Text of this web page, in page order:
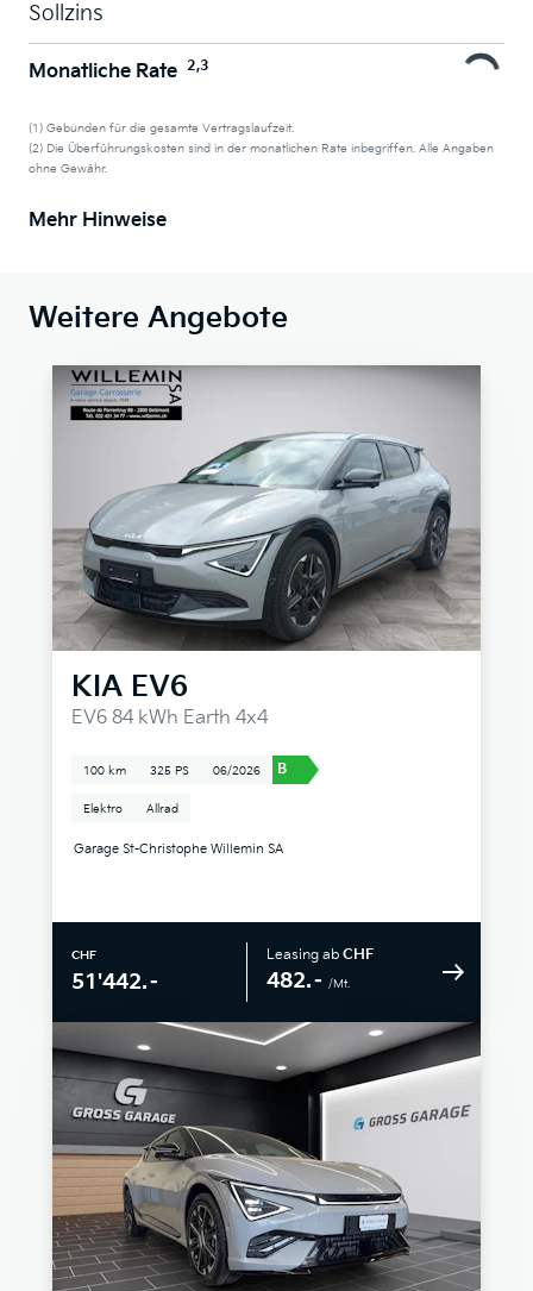
Sollzins
Monatliche Rate 2,3
(1) Gebunden für die gesamte Vertragslaufzeit.
(2) Die Überführungskosten sind in der monatlichen Rate inbegriffen. Alle Angaben
ohne Gewähr.
Mehr Hinweise
Weitere Angebote
KIA EV6
EV6 84 kWh Earth 4x4
100 km 325 PS 06/2026 B
Elektro Allrad
Garage St-Christophe Willemin SA
CHF
51'442.–
Leasing ab CHF
482.– /Mt.